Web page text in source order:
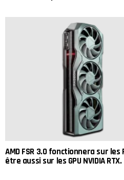
AMD FSR 3.0 fonctionnera sur
être aussi sur les GPU NVIDIA RTX.